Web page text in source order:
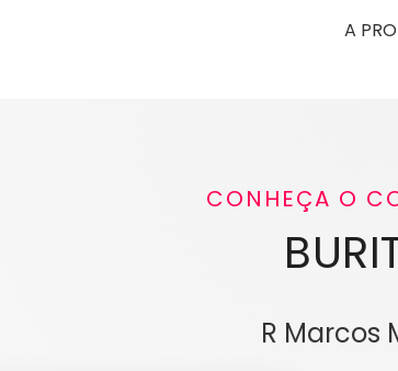
A PRO
CONHEÇA O
R Marcos